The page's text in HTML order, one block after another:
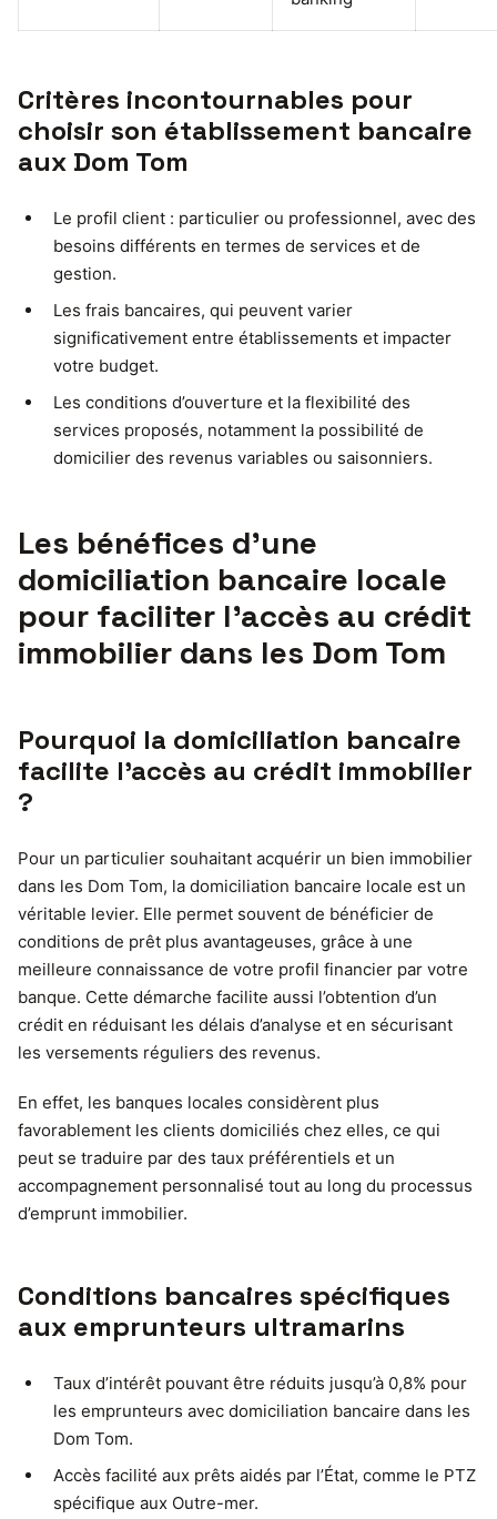
Critères incontournables pour
choisir son établissement bancaire
aux Dom Tom
Le profil client : particulier ou professionnel, avec des
besoins différents en termes de services et de
gestion.
Les frais bancaires, qui peuvent varier
significativement entre établissements et impacter
votre budget.
Les conditions d’ouverture et la flexibilité des
services proposés, notamment la possibilité de
domicilier des revenus variables ou saisonniers.
Les bénéfices d’une
domiciliation bancaire locale
pour faciliter l’accès au crédit
immobilier dans les Dom Tom
Pourquoi la domiciliation bancaire
facilite l’accès au crédit immobilier
?
Pour un particulier souhaitant acquérir un bien immobilier
dans les Dom Tom, la domiciliation bancaire locale est un
véritable levier. Elle permet souvent de bénéficier de
conditions de prêt plus avantageuses, grâce à une
meilleure connaissance de votre profil financier par votre
banque. Cette démarche facilite aussi l’obtention d’un
crédit en réduisant les délais d’analyse et en sécurisant
les versements réguliers des revenus.
En effet, les banques locales considèrent plus
favorablement les clients domiciliés chez elles, ce qui
peut se traduire par des taux préférentiels et un
accompagnement personnalisé tout au long du processus
d’emprunt immobilier.
Conditions bancaires spécifiques
aux emprunteurs ultramarins
Taux d’intérêt pouvant être réduits jusqu’à 0,8% pour
les emprunteurs avec domiciliation bancaire dans les
Dom Tom.
Accès facilité aux prêts aidés par l’État, comme le PTZ
spécifique aux Outre-mer.